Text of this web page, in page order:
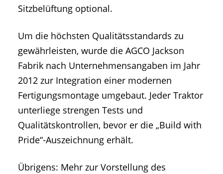
Sitzbelüftung optional.
Um die höchsten Qualitätsstandards zu
gewährleisten, wurde die AGCO Jackson
Fabrik nach Unternehmensangaben im Jahr
2012 zur Integration einer modernen
Fertigungsmontage umgebaut. Jeder Traktor
unterliege strengen Tests und
Qualitätskontrollen, bevor er die „Build with
Pride“-Auszeichnung erhält.
Übrigens: Mehr zur Vorstellung des